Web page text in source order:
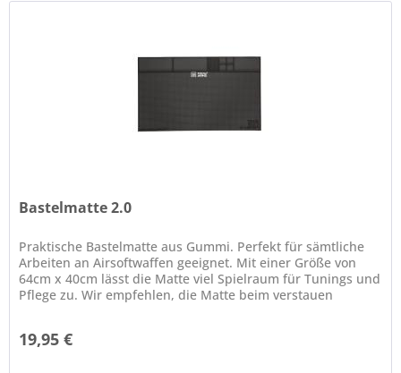
Bastelmatte 2.0
Praktische Bastelmatte aus Gummi. Perfekt für sämtliche
Arbeiten an Airsoftwaffen geeignet. Mit einer Größe von
64cm x 40cm lässt die Matte viel Spielraum für Tunings und
Pflege zu. Wir empfehlen, die Matte beim verstauen
19,95 €